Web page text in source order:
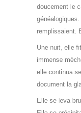
doucement le
remplissaient.
Une nuit, elle
immense
elle continua
document la
Elle se leva